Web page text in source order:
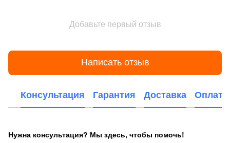
Добавьте первый отзыв
Написать отзыв
Консультация Гарантия Доставка Оплата
Нужна консультация? Мы здесь, чтобы помочь!